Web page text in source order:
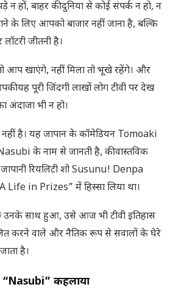
हों, बाहर की दुनिया से कोई संपर्क न हो, न
के लिए आपको बाजार नहीं जाना है, बल्कि
जीतनी है।
आप खाएंगे, नहीं मिला तो भूखे रहेंगे। और
यह पूरी जिंदगी लाखों लोग टीवी पर देख
भी न हो।
है। यह जापान के कॉमेडियन Tomoaki
के नाम से जानती है, की वास्तविक
रियलिटी शो Susunu! Denpa
in Prizes” में हिस्सा लिया था।
साथ हुआ, उसे आज भी टीवी इतिहास
करने वाले और नैतिक रूप से सवालों के घेरे
है।
Nasubi” कहलाया